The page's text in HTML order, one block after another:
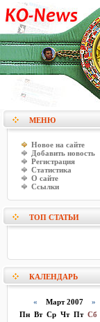
МЕНЮ
Новое на сайте
Добавить новость
Регистрация
Статистика
О сайте
Ссылки
ТОП СТАТЬИ
КАЛЕНДАРЬ
« Март 2007 »
Пн Вт Ср Чт Пт Сб